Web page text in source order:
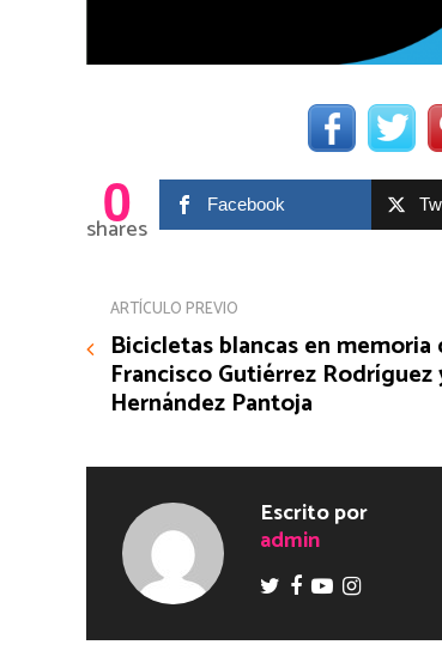
0
shares
Facebook
ARTÍCULO PREVIO
Bicicletas blancas en memoria
Francisco Gutiérrez Rodríguez
Hernández Pantoja
Escrito por
admin